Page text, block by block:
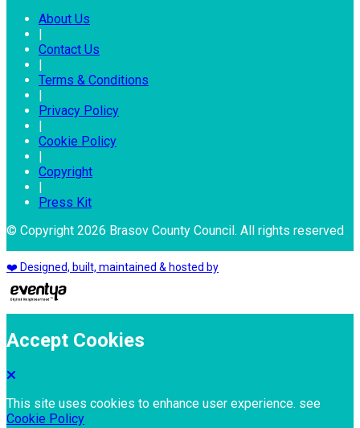
About Us
|
Contact Us
|
Terms & Conditions
|
Privacy Policy
|
Cookie Policy
|
Copyright
|
Press Kit
© Copyright 2026 Brasov County Council. All rights reserved
❤️ Designed, built, maintained & hosted by
Accept Cookies
This site uses cookies to enhance user experience. see
Cookie Policy